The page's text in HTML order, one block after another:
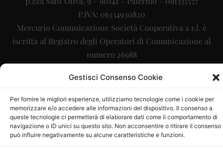
Gestisci Consenso Cookie
Per fornire le migliori esperienze, utilizziamo tecnologie come i cookie per
memorizzare e/o accedere alle informazioni del dispositivo. Il consenso a
queste tecnologie ci permetterà di elaborare dati come il comportamento di
navigazione o ID unici su questo sito. Non acconsentire o ritirare il consenso
può influire negativamente su alcune caratteristiche e funzioni.
P.IVA: 06334930820
Mercurio Comunicazione Società Cooperativa a r.l. è
iscritta al Registro degli Operatori di Comunicazione al
numero 26988
Sito gestito daLa Digitale srl–info@ladigitale.it